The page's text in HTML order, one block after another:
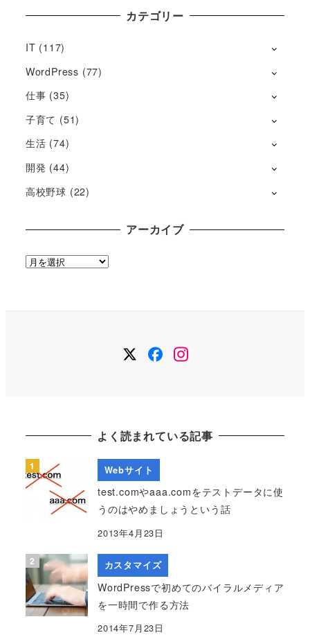
カテゴリー
IT (117)
WordPress (77)
仕事 (35)
子育て (51)
生活 (74)
開発 (44)
高校野球 (22)
アーカイブ
ア
Twitter
Facebook
Instagram
よく読まれている記事
Webサイト
test.comやaaa.comをテストデータに使
うのはやめましょうという話
2013年4月23日
カスタマイズ
WordPressで初めてのバイラルメディア
を一時間で作る方法
2014年7月23日